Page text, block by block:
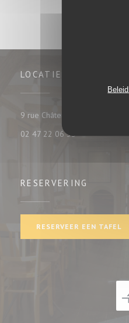
LOCATIE
9 rue Châteauneuf 37000 tours
02 47 22 06 35
RESERVERING
RESERVEER EEN TAFEL